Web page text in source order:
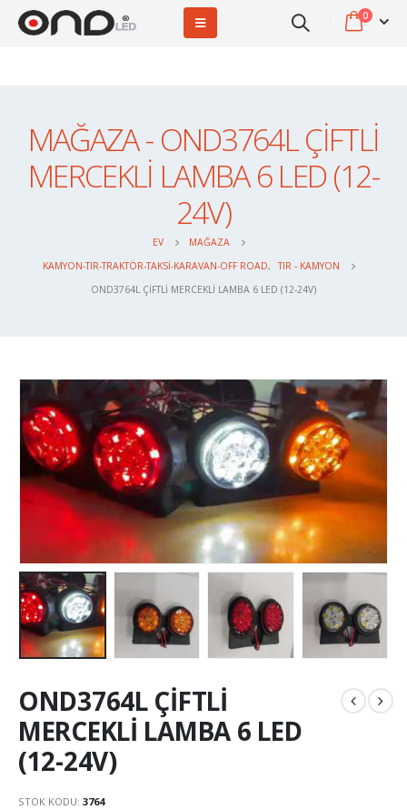
0
MAĞAZA - OND3764L ÇİFTLİ
MERCEKLİ LAMBA 6 LED (12-
24V)
EV
MAĞAZA
KAMYON-TIR-TRAKTÖR-TAKSI-KARAVAN-OFF ROAD,
TIR - KAMYON
OND3764L ÇİFTLİ MERCEKLİ LAMBA 6 LED (12-24V)
OND3764L ÇİFTLİ
MERCEKLİ LAMBA 6 LED
(12-24V)
STOK KODU: 3764